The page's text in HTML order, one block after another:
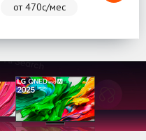
от 470с/мес